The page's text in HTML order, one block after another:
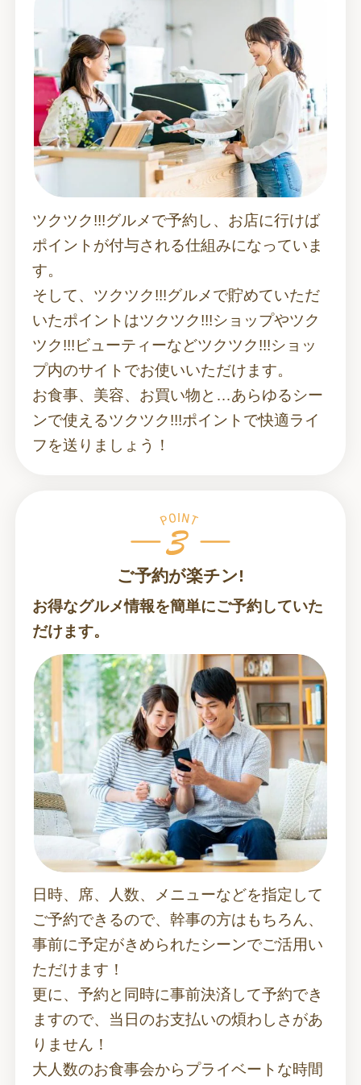
ツクツク!!!グルメで予約し、お店に行けば
ポイントが付与される仕組みになっていま
す。
そして、ツクツク!!!グルメで貯めていただ
いたポイントはツクツク!!!ショップやツク
ツク!!!ビューティーなどツクツク!!!ショッ
プ内のサイトでお使いいただけます。
お食事、美容、お買い物と…あらゆるシー
ンで使えるツクツク!!!ポイントで快適ライ
フを送りましょう！
ご予約が楽チン!
お得なグルメ情報を簡単にご予約していた
だけます。
日時、席、人数、メニューなどを指定して
ご予約できるので、幹事の方はもちろん、
事前に予定がきめられたシーンでご活用い
ただけます！
更に、予約と同時に事前決済して予約でき
ますので、当日のお支払いの煩わしさがあ
りません！
大人数のお食事会からプライベートな時間